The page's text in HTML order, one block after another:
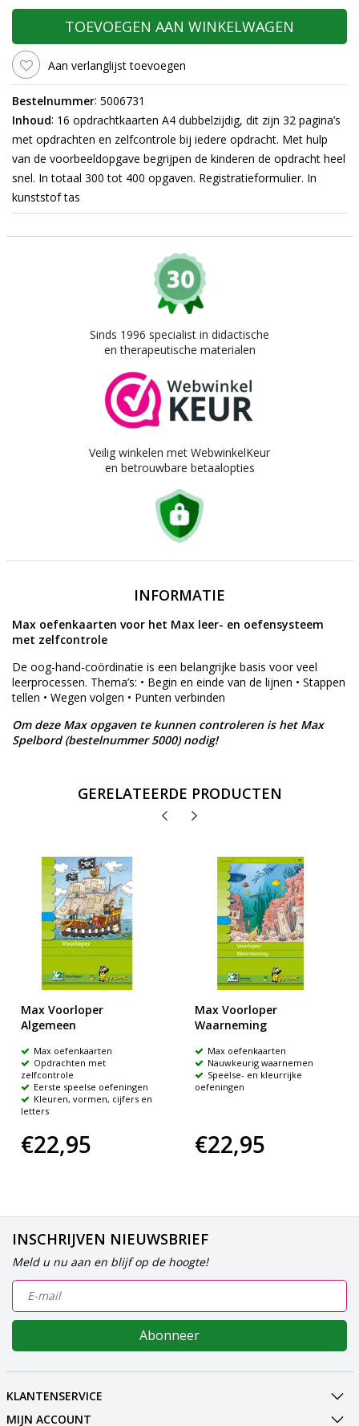
TOEVOEGEN AAN WINKELWAGEN
Aan verlanglijst toevoegen
Bestelnummer: 5006731
Inhoud: 16 opdrachtkaarten A4 dubbelzijdig, dit zijn 32 pagina’s
met opdrachten en zelfcontrole bij iedere opdracht. Met hulp
van de voorbeeldopgave begrijpen de kinderen de opdracht heel
snel. In totaal 300 tot 400 opgaven. Registratieformulier. In
kunststof tas
Sinds 1996 specialist in didactische
en therapeutische materialen
Veilig winkelen met WebwinkelKeur
en betrouwbare betaalopties
INFORMATIE
Max oefenkaarten voor het Max leer- en oefensysteem
met zelfcontrole
De oog-hand-coördinatie is een belangrijke basis voor veel
leerprocessen. Thema’s: • Begin en einde van de lijnen • Stappen
tellen • Wegen volgen • Punten verbinden
Om deze Max opgaven te kunnen controleren is het Max
Spelbord (bestelnummer 5000) nodig!
GERELATEERDE PRODUCTEN
Max Voorloper
Algemeen
Max oefenkaarten
Opdrachten met
zelfcontrole
Eerste speelse oefeningen
Kleuren, vormen, cijfers en
letters
€22,95
Max Voorloper
Waarneming
Max oefenkaarten
Nauwkeurig waarnemen
Speelse- en kleurrijke
oefeningen
€22,95
INSCHRIJVEN NIEUWSBRIEF
Meld u nu aan en blijf op de hoogte!
Abonneer
KLANTENSERVICE
MIJN ACCOUNT